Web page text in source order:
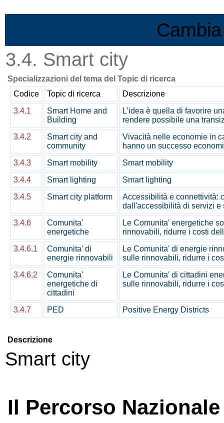
3.4. Smart city
Specializzazioni del tema del Topic di ricerca
Codice
Topic di ricerca
Descrizione
3.4.1
Smart Home and
Building
L’idea è quella di favorire
rendere possibile una
3.4.2
Smart city and
community
Vivacità nelle economie in
hanno un successo
3.4.3
Smart mobility
Smart mobility
3.4.4
Smart lighting
Smart lighting
3.4.5
Smart city platform
Accessibilità e connettività:
dall'accessibilità di servizi e
3.4.6
Comunita'
energetiche
Le Comunita' energetiche
rinnovabili, ridurre i costi
3.4.6.1
Comunita' di
energie rinnovabili
Le Comunita' di energie
sulle rinnovabili, ridurre i
3.4.6.2
Comunita'
energetiche di
cittadini
Le Comunita' di cittadini
sulle rinnovabili, ridurre i
3.4.7 PED Positive Energy Districts
Descrizione
Smart city
Il Percorso